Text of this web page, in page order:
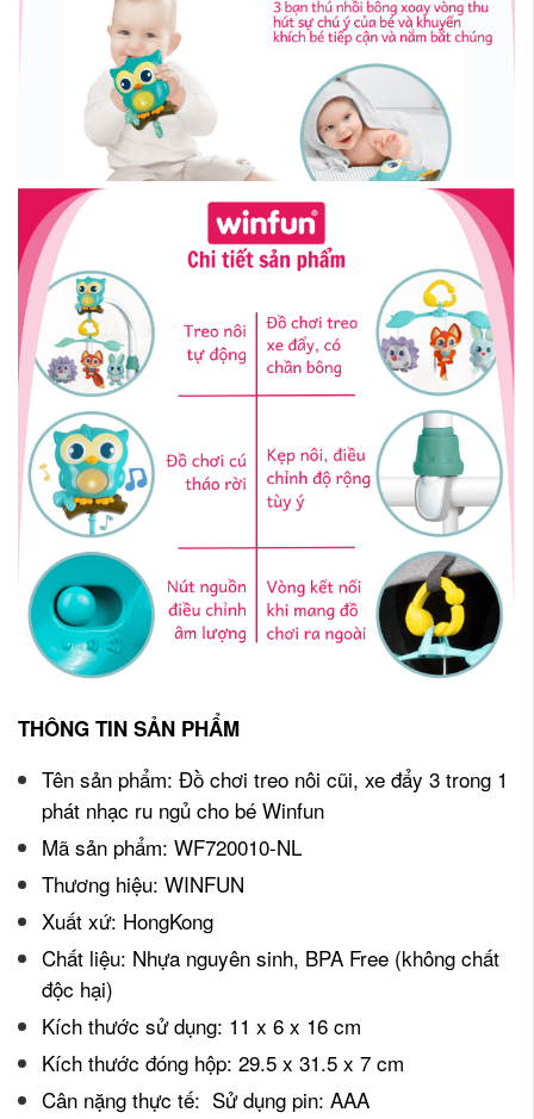
THÔNG TIN SẢN PHẨM
Tên sản phẩm: Đồ chơi treo nôi cũi, xe đẩy 3 trong 1
phát nhạc ru ngủ cho bé Winfun
Mã sản phẩm: WF720010-NL
Thương hiệu: WINFUN
Xuất xứ: HongKong
Chất liệu: Nhựa nguyên sinh, BPA Free (không chất
độc hại)
Kích thước sử dụng: 11 x 6 x 16 cm
Kích thước đóng hộp: 29.5 x 31.5 x 7 cm
Cân nặng thực tế: Sử dụng pin: AAA